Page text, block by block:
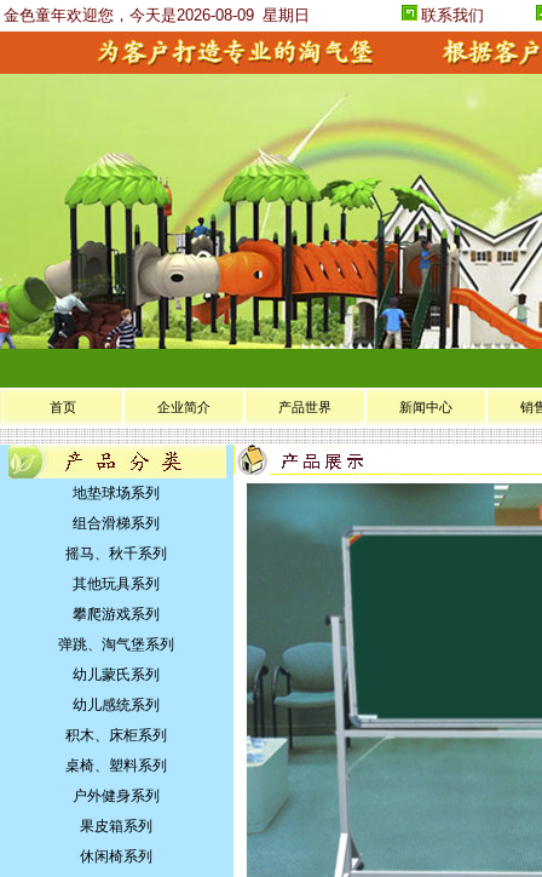
金色童年欢迎您，今天是2026-08-09 星期日 联系我们
首页 企业简介 产品世界 新闻中心 销
地垫球场系列
组合滑梯系列
摇马、秋千系列
其他玩具系列
攀爬游戏系列
弹跳、淘气堡系列
幼儿蒙氏系列
幼儿感统系列
积木、床柜系列
桌椅、塑料系列
户外健身系列
果皮箱系列
休闲椅系列